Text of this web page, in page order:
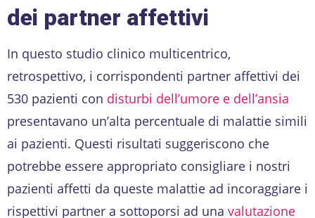
dei partner affettivi
In questo studio clinico multicentrico,
retrospettivo, i corrispondenti partner affettivi dei
530 pazienti con disturbi dell’umore e dell’ansia
presentavano un’alta percentuale di malattie simili
ai pazienti. Questi risultati suggeriscono che
potrebbe essere appropriato consigliare i nostri
pazienti affetti da queste malattie ad incoraggiare i
rispettivi partner a sottoporsi ad una valutazione